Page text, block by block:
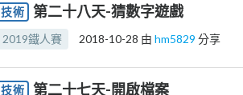
技術 第二十八天-猜數字遊戲
2019鐵人賽 2018-10-28 由 hm5829 分享
技術 第二十七天-開啟檔案